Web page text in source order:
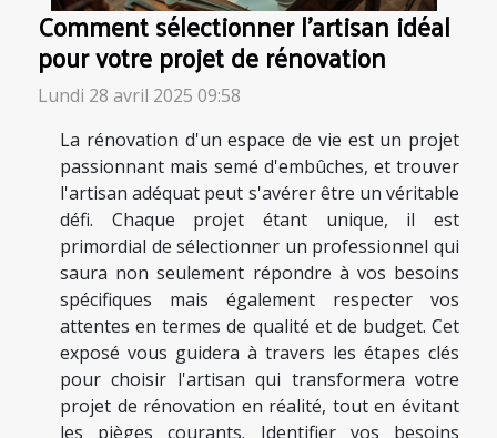
Comment sélectionner l'artisan idéal
pour votre projet de rénovation
Lundi 28 avril 2025 09:58
La rénovation d'un espace de vie est un projet
passionnant mais semé d'embûches, et trouver
l'artisan adéquat peut s'avérer être un véritable
défi. Chaque projet étant unique, il est
primordial de sélectionner un professionnel qui
saura non seulement répondre à vos besoins
spécifiques mais également respecter vos
attentes en termes de qualité et de budget. Cet
exposé vous guidera à travers les étapes clés
pour choisir l'artisan qui transformera votre
projet de rénovation en réalité, tout en évitant
les pièges courants. Identifier vos besoins